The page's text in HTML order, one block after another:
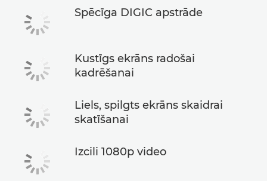
Spēcīga DIGIC apstrāde
Kustīgs ekrāns radošai
kadrēšanai
Liels, spilgts ekrāns skaidrai
skatīšanai
Izcili 1080p video